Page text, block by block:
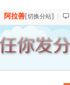
阿拉善[切换分站]